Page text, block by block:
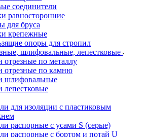
соединители
равносторонние
для бруса
крепежные
опоры для стропил
шлифовальные, лепестковые
отрезные по металлу
отрезные по камню
шлифовальные
лепестковые
для изоляции с пластиковым
распорные с усами S (серые)
распорные c бортом и потай U